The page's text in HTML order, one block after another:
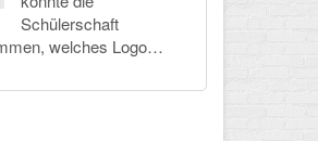
Schülerschaft
welches Logo…